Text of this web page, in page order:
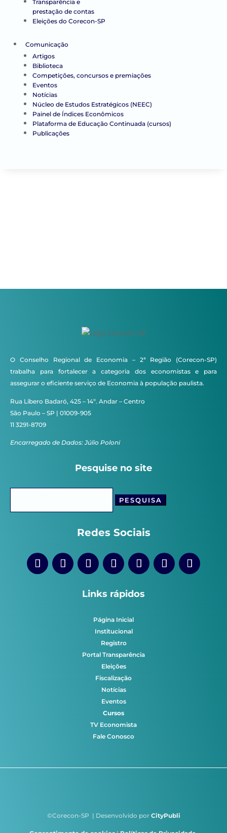
Transparência e
prestação de contas
Eleições do Corecon-SP
Comunicação
Artigos
Biblioteca
Competições, concursos e premiações
Eventos
Notícias
Núcleo de Estudos Estratégicos (NEEC)
Painel de Índices Econômicos
Plataforma de Educação Continuada (cursos)
Publicações
O Conselho Regional de Economia – 2ª Região (Corecon-SP)
trabalha para fortalecer a categoria dos economistas e para
assegurar o eficiente serviço de Economia à população paulista.
Rua Líbero Badaró, 425 – 14º. Andar – Centro
São Paulo – SP | 01009-905
11 3291-8709
Encarregado de Dados: Júlio Poloni
Pesquise no site
Redes Sociais
Links rápidos
Página Inicial
Institucional
Registro
Portal Transparência
Eleições
Fiscalização
Notícias
Eventos
Cursos
TV Economista
Fale Conosco
©Corecon-SP | Desenvolvido por CityPubli